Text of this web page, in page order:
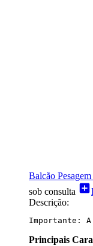
Balcão
sob consulta add_box
Descrição:
Importante:
Principais